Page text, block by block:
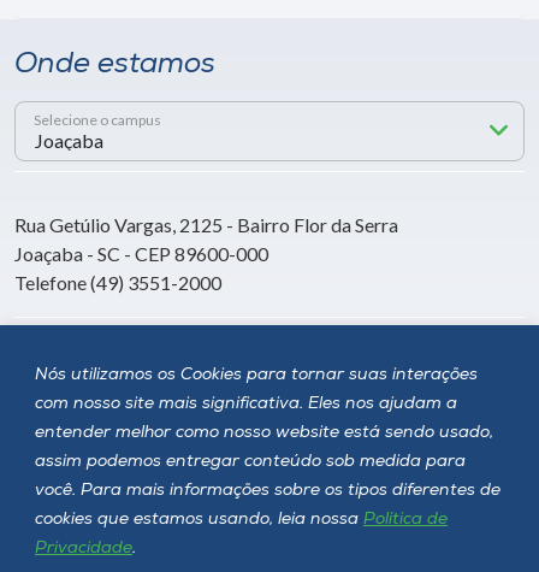
Nós utilizamos os Cookies para tornar suas interações
com nosso site mais significativa. Eles nos ajudam a
entender melhor como nosso website está sendo usado,
assim podemos entregar conteúdo sob medida para
você. Para mais informações sobre os tipos diferentes de
cookies que estamos usando, leia nossa Política de
Privacidade.
Onde estamos
Selecione o campus
Rua Getúlio Vargas, 2125 - Bairro Flor da Serra
Joaçaba - SC - CEP 89600-000
Telefone (49) 3551-2000
Siga a Unoesc